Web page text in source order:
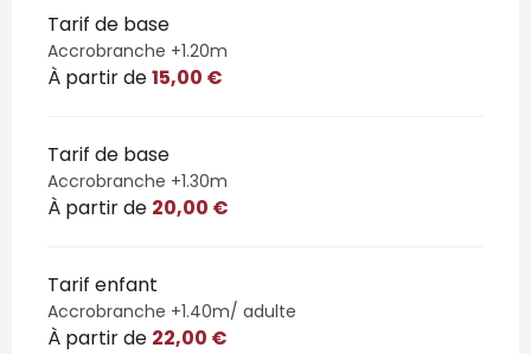
Tarif de base
Accrobranche +1.20m
À partir de15,00 €
Tarif de base
Accrobranche +1.30m
À partir de 20,00 €
Tarif enfant
Accrobranche +1.40m/ adulte
À partir de 22,00 €